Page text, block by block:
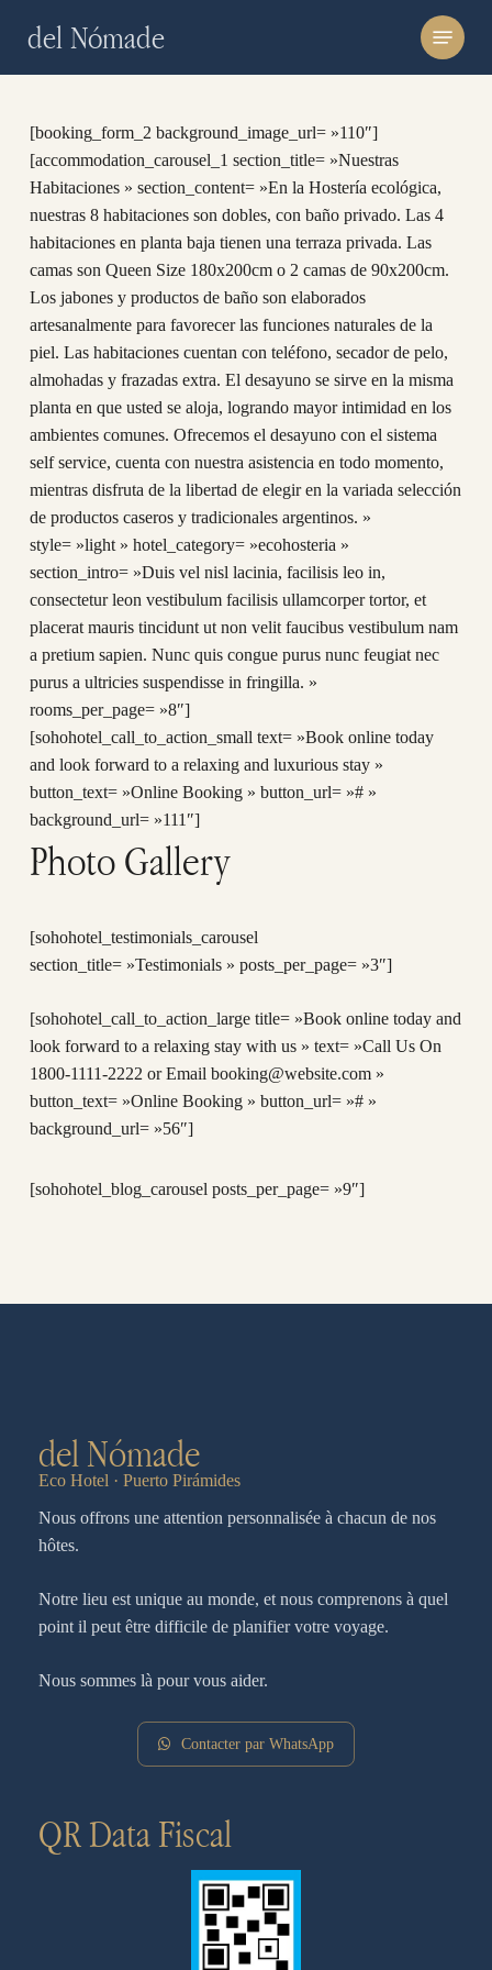
del Nómade Menu
[booking_form_2 background_image_url= »110″]
[accommodation_carousel_1 section_title= »Nuestras
Habitaciones » section_content= »En la Hostería ecológica,
nuestras 8 habitaciones son dobles, con baño privado. Las 4
habitaciones en planta baja tienen una terraza privada. Las
camas son Queen Size 180x200cm o 2 camas de 90x200cm.
Los jabones y productos de baño son elaborados
artesanalmente para favorecer las funciones naturales de la
piel. Las habitaciones cuentan con teléfono, secador de pelo,
almohadas y frazadas extra. El desayuno se sirve en la misma
planta en que usted se aloja, logrando mayor intimidad en los
ambientes comunes. Ofrecemos el desayuno con el sistema
self service, cuenta con nuestra asistencia en todo momento,
mientras disfruta de la libertad de elegir en la variada selección
de productos caseros y tradicionales argentinos. »
style= »light » hotel_category= »ecohosteria »
section_intro= »Duis vel nisl lacinia, facilisis leo in,
consectetur leon vestibulum facilisis ullamcorper tortor, et
placerat mauris tincidunt ut non velit faucibus vestibulum nam
a pretium sapien. Nunc quis congue purus nunc feugiat nec
purus a ultricies suspendisse in fringilla. »
rooms_per_page= »8″]
[sohohotel_call_to_action_small text= »Book online today
and look forward to a relaxing and luxurious stay »
button_text= »Online Booking » button_url= »# »
background_url= »111″]
Photo Gallery
[sohohotel_testimonials_carousel
section_title= »Testimonials » posts_per_page= »3″]
[sohohotel_call_to_action_large title= »Book online today and
look forward to a relaxing stay with us » text= »Call Us On
1800-1111-2222 or Email booking@website.com »
button_text= »Online Booking » button_url= »# »
background_url= »56″]
[sohohotel_blog_carousel posts_per_page= »9″]
del Nómade
Eco Hotel · Puerto Pirámides
Nous offrons une attention personnalisée à chacun de nos
hôtes.
Notre lieu est unique au monde, et nous comprenons à quel
point il peut être difficile de planifier votre voyage.
Nous sommes là pour vous aider.
Contacter par WhatsApp
QR Data Fiscal